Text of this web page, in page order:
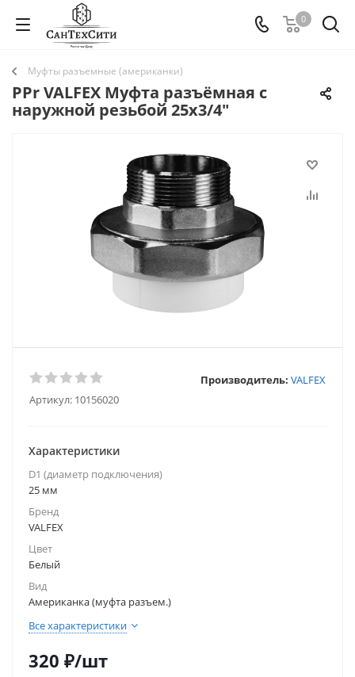
0
Муфты разъемные (американки)
PPr VALFEX Муфта разъёмная с
наружной резьбой 25x3/4"
Артикул: 10156020
Производитель: VALFEX
Характеристики
D1 (диаметр подключения)
25 мм
Бренд
VALFEX
Цвет
Белый
Вид
Американка (муфта разъем.)
Все характеристики
320 ₽/шт